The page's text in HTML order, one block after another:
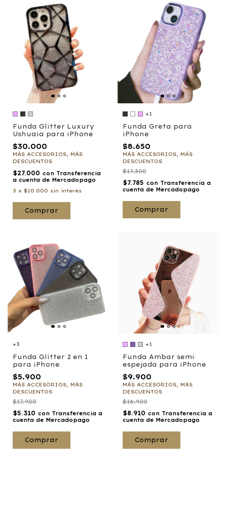
Funda Glitter Luxury
Ushuaia para iPhone
$30.000
MÁS ACCESORIOS, MÁS
DESCUENTOS
$27.000 con Transferencia
a cuenta de Mercadopago
3 x $10.000 sin interés
Comprar
+1
Funda Greta para
iPhone
$8.650
MÁS ACCESORIOS, MÁS
DESCUENTOS
$17.300
$7.785 con Transferencia a
cuenta de Mercadopago
Comprar
+3
Funda Glitter 2 en 1
para iPhone
$5.900
MÁS ACCESORIOS, MÁS
DESCUENTOS
$17.900
$5.310 con Transferencia a
cuenta de Mercadopago
Comprar
+1
Funda Ambar semi
espejada para iPhone
$9.900
MÁS ACCESORIOS, MÁS
DESCUENTOS
$16.900
$8.910 con Transferencia a
cuenta de Mercadopago
Comprar